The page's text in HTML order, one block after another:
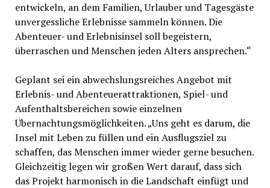
entwickeln, an dem Familien, Urlauber und Tagesgäste
unvergessliche Erlebnisse sammeln können. Die
Abenteuer- und Erlebnisinsel soll begeistern,
überraschen und Menschen jeden Alters ansprechen.“
Geplant sei ein abwechslungsreiches Angebot mit
Erlebnis- und Abenteuerattraktionen, Spiel- und
Aufenthaltsbereichen sowie einzelnen
Übernachtungsmöglichkeiten. „Uns geht es darum, die
Insel mit Leben zu füllen und ein Ausflugsziel zu
schaffen, das Menschen immer wieder gerne besuchen.
Gleichzeitig legen wir großen Wert darauf, dass sich
das Projekt harmonisch in die Landschaft einfügt und